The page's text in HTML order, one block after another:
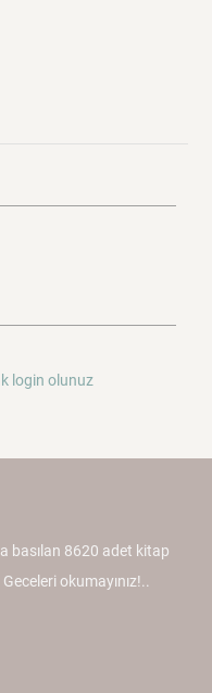
login olunuz
basılan 8620 adet kitap
okumayınız!..